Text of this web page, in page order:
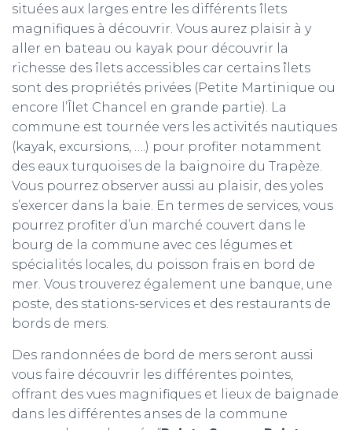
situées aux larges entre les différents îlets
magnifiques à découvrir. Vous aurez plaisir à y
aller en bateau ou kayak pour découvrir la
richesse des îlets accessibles car certains îlets
sont des propriétés privées (Petite Martinique ou
encore l’Îlet Chancel en grande partie). La
commune est tournée vers les activités nautiques
(kayak, excursions, ….) pour profiter notamment
des eaux turquoises de la baignoire du Trapèze.
Vous pourrez observer aussi au plaisir, des yoles
s’exercer dans la baie. En termes de services, vous
pourrez profiter d’un marché couvert dans le
bourg de la commune avec ces légumes et
spécialités locales, du poisson frais en bord de
mer. Vous trouverez également une banque, une
poste, des stations-services et des restaurants de
bords de mers.
Des randonnées de bord de mers seront aussi
vous faire découvrir les différentes pointes,
offrant des vues magnifiques et lieux de baignade
dans les différentes anses de la commune